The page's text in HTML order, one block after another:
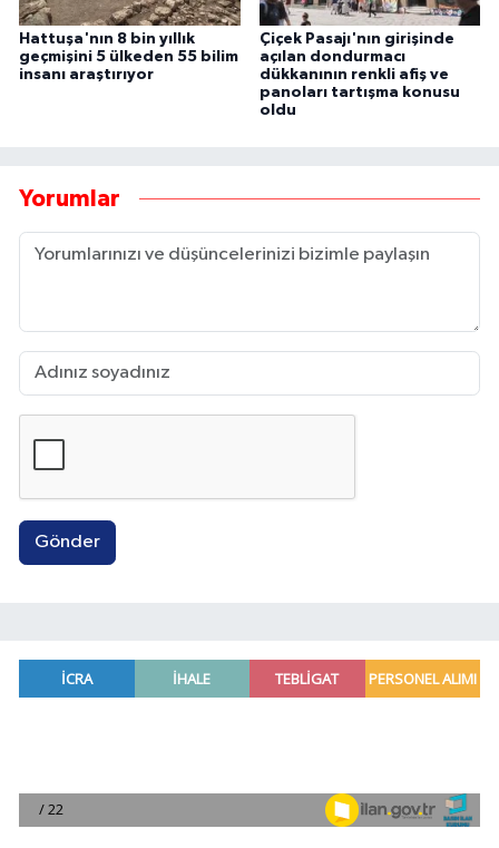
Hattuşa'nın 8 bin yıllık
geçmişini 5 ülkeden 55 bilim
insanı araştırıyor
Çiçek Pasajı'nın girişinde
açılan dondurmacı
dükkanının renkli afiş ve
panoları tartışma konusu
oldu
Yorumlar
Gönder